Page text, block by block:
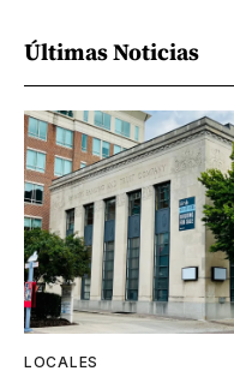
Últimas Noticias
LOCALES